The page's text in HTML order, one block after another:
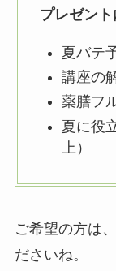
プレゼン
夏バテ
講座の
薬膳フ
夏に役
上）
ご希望の方は
ださいね。